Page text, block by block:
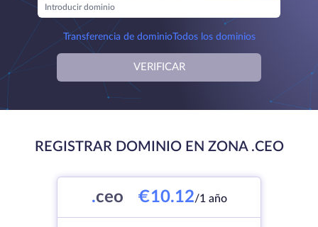
Transferencia de dominioTodos los dominios
VERIFICAR
REGISTRAR DOMINIO EN ZONA .CEO
.ceo €10.12/1 año